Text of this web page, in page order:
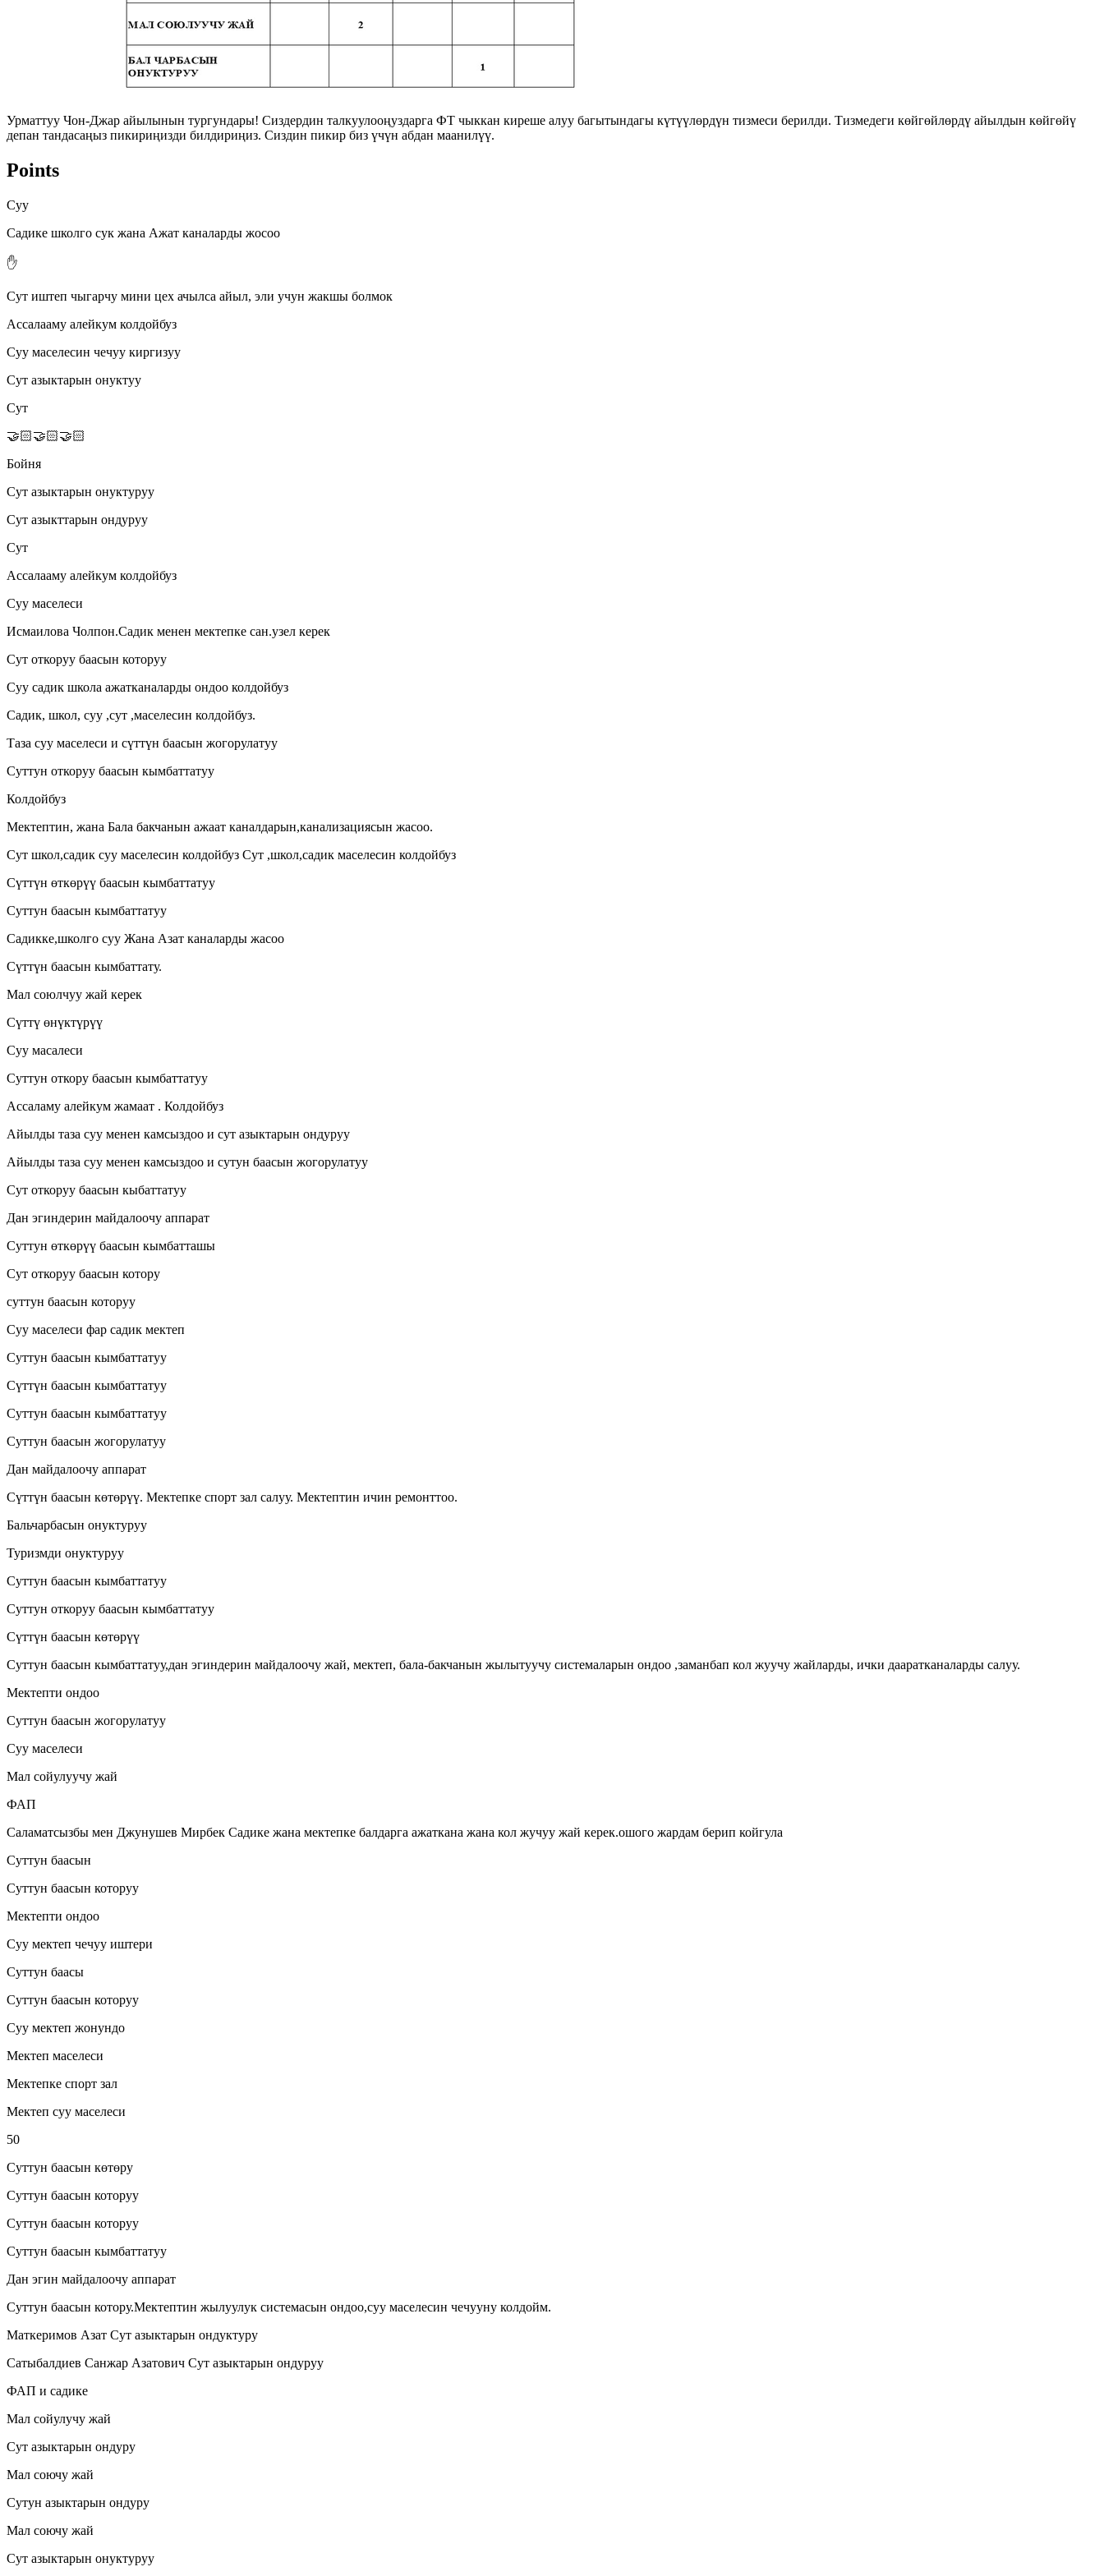
Урматтуу Чон-Джар айылынын тургундары! Сиздердин талкуулооңуздарга ФТ чыккан киреше алуу багытындагы күтүүлөрдүн тизмеси берилди. Тизмедеги көйгөйлөрдү айылдын көйгөйү
депан тандасаңыз пикириңизди билдириңиз. Сиздин пикир биз үчүн абдан маанилүү.
Points
Суу
Садике школго сук жана Ажат каналарды жосоо
✋
Сут иштеп чыгарчу мини цех ачылса айыл, эли учун жакшы болмок
Ассалааму алейкум колдойбуз
Суу маселесин чечуу киргизуу
Сут азыктарын онуктуу
Сут
🤝🏻🤝🏻🤝🏻
Бойня
Сут азыктарын онуктуруу
Сут азыкттарын ондуруу
Сут
Ассалааму алейкум колдойбуз
Суу маселеси
Исмаилова Чолпон.Садик менен мектепке сан.узел керек
Сут откоруу баасын которуу
Суу садик школа ажатканаларды ондоо колдойбуз
Садик, школ, суу ,сут ,маселесин колдойбуз.
Таза суу маселеси и сүттүн баасын жогорулатуу
Суттун откоруу баасын кымбаттатуу
Колдойбуз
Мектептин, жана Бала бакчанын ажаат каналдарын,канализациясын жасоо.
Сут школ,садик суу маселесин колдойбуз Сут ,школ,садик маселесин колдойбуз
Сүттүн өткөрүү баасын кымбаттатуу
Суттун баасын кымбаттатуу
Садикке,школго суу Жана Азат каналарды жасоо
Сүттүн баасын кымбаттату.
Мал союлчуу жай керек
Сүттү өнүктүрүү
Суу масалеси
Суттун откору баасын кымбаттатуу
Ассаламу алейкум жамаат . Колдойбуз
Айылды таза суу менен камсыздоо и сут азыктарын ондуруу
Айылды таза суу менен камсыздоо и сутун баасын жогорулатуу
Сут откоруу баасын кыбаттатуу
Дан эгиндерин майдалоочу аппарат
Суттун өткөрүү баасын кымбатташы
Сут откоруу баасын котору
суттун баасын которуу
Суу маселеси фар садик мектеп
Суттун баасын кымбаттатуу
Сүттүн баасын кымбаттатуу
Суттун баасын кымбаттатуу
Суттун баасын жогорулатуу
Дан майдалоочу аппарат
Сүттүн баасын көтөрүү. Мектепке спорт зал салуу. Мектептин ичин ремонттоо.
Бальчарбасын онуктуруу
Туризмди онуктуруу
Суттун баасын кымбаттатуу
Суттун откоруу баасын кымбаттатуу
Сүттүн баасын көтөрүү
Суттун баасын кымбаттатуу,дан эгиндерин майдалоочу жай, мектеп, бала-бакчанын жылытуучу системаларын ондоо ,заманбап кол жуучу жайларды, ички дааратканаларды салуу.
Мектепти ондоо
Суттун баасын жогорулатуу
Суу маселеси
Мал сойулуучу жай
ФАП
Саламатсызбы мен Джунушев Мирбек Садике жана мектепке балдарга ажаткана жана кол жучуу жай керек.ошого жардам берип койгула
Суттун баасын
Суттун баасын которуу
Мектепти ондоо
Суу мектеп чечуу иштери
Суттун баасы
Суттун баасын которуу
Суу мектеп жонундо
Мектеп маселеси
Мектепке спорт зал
Мектеп суу маселеси
50
Суттун баасын көтөру
Суттун баасын которуу
Суттун баасын которуу
Суттун баасын кымбаттатуу
Дан эгин майдалоочу аппарат
Суттун баасын котору.Мектептин жылуулук системасын ондоо,суу маселесин чечууну колдойм.
Маткеримов Азат Сут азыктарын ондуктуру
Сатыбалдиев Санжар Азатович Сут азыктарын ондуруу
ФАП и садике
Мал сойулучу жай
Сут азыктарын ондуру
Мал соючу жай
Сутун азыктарын ондуру
Мал соючу жай
Сут азыктарын онуктуруу